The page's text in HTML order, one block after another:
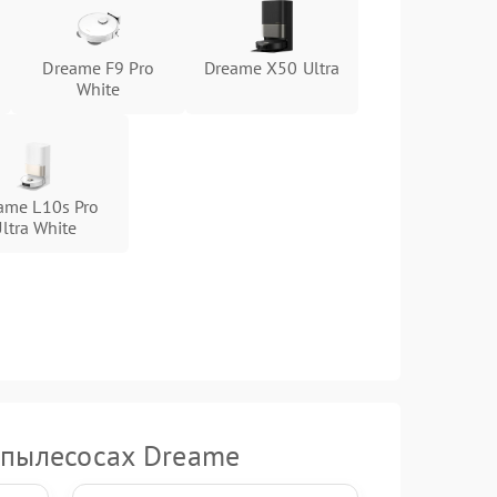
Dreame F9 Pro
White
Dreame X50 Ultra
L10s Pro
White
Dreame